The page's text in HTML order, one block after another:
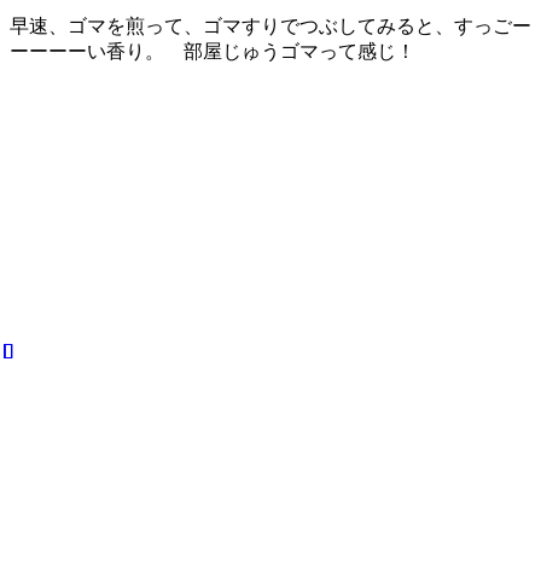
早速、ゴマを煎って、ゴマすりでつぶしてみると、すっごー
ーーーーい香り。 部屋じゅうゴマって感じ！